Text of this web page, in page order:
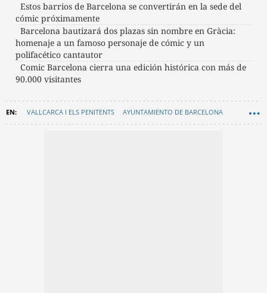
Estos barrios de Barcelona se convertirán en la sede del
cómic próximamente
Barcelona bautizará dos plazas sin nombre en Gràcia:
homenaje a un famoso personaje de cómic y un
polifacético cantautor
Comic Barcelona cierra una edición histórica con más de
90.000 visitantes
VALLCARCA I ELS PENITENTS AYUNTAMIENTO DE BARCELONA